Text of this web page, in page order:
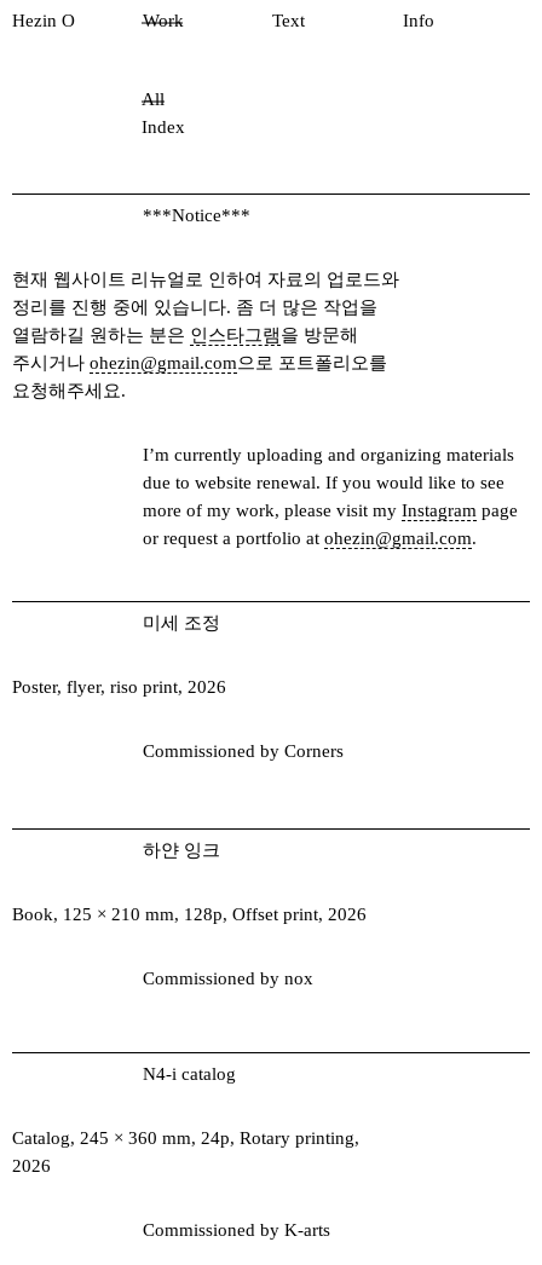
Hezin O Work Text Info
***Notice***
현재 웹사이트 리뉴얼로 인하여 자료의 업로드와
정리를 진행 중에 있습니다. 좀 더 많은 작업을
열람하길 원하는 분은 인스타그램을 방문해
주시거나 ohezin@gmail.com으로 포트폴리오를
요청해주세요.
I’m currently uploading and organizing materials
due to website renewal. If you would like to see
more of my work, please visit my Instagram page
or request a portfolio at ohezin@gmail.com.
미세 조정
Poster, flyer, riso print, 2026
Commissioned by Corners
하얀 잉크
Book, 125 × 210 mm, 128p, Offset print, 2026
Commissioned by nox
N4-i catalog
Catalog, 245 × 360 mm, 24p, Rotary printing,
2026
Commissioned by K-arts
All
Index